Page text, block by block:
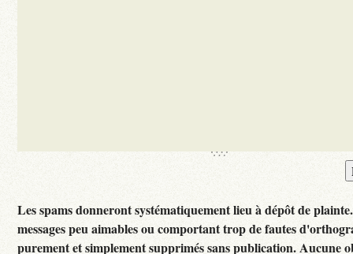
Les spams donneront systématiquement lieu à dépôt de
messages peu aimables ou comportant trop de fautes
purement et simplement supprimés sans publication. Aucune